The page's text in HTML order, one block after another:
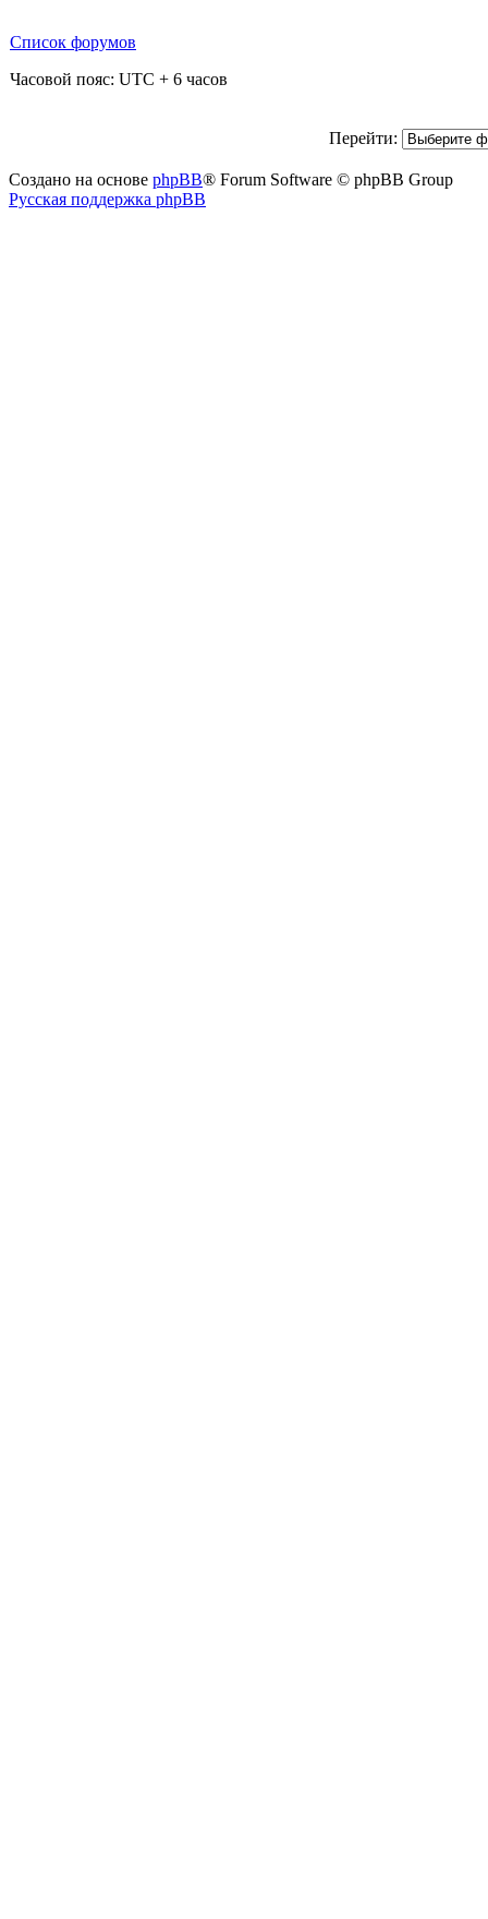
Список форумов
Часовой пояс: UTC + 6 часов
Перейти:
Создано на основе phpBB® Forum Software © phpBB Group
Русская поддержка phpBB